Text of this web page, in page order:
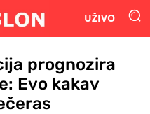
UŽIVO
prognozira
Evo kakav